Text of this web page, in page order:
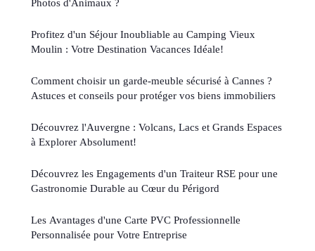
Photos d'Animaux ?
Profitez d'un Séjour Inoubliable au Camping Vieux
Moulin : Votre Destination Vacances Idéale!
Comment choisir un garde-meuble sécurisé à Cannes ?
Astuces et conseils pour protéger vos biens immobiliers
Découvrez l'Auvergne : Volcans, Lacs et Grands Espaces
à Explorer Absolument!
Découvrez les Engagements d'un Traiteur RSE pour une
Gastronomie Durable au Cœur du Périgord
Les Avantages d'une Carte PVC Professionnelle
Personnalisée pour Votre Entreprise